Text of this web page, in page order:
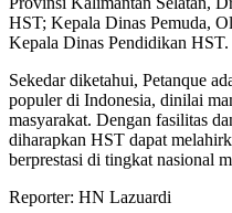
HST; Kepala Dinas Pemuda,
Kepala Dinas Pendidikan HST.
Sekedar diketahui, Petanque
populer di Indonesia, dinilai
masyarakat. Dengan fasilitas
diharapkan HST dapat
berprestasi di tingkat nasional
Reporter: HN Lazuardi